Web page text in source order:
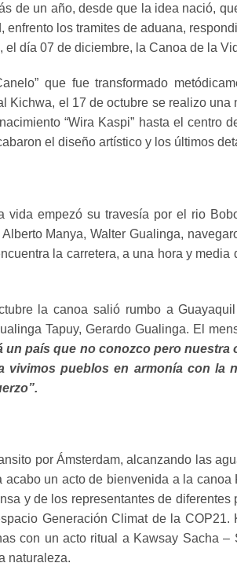
de un año, desde que la idea nació,
enfrento los tramites de aduana,
día 07 de diciembre, la Canoa de la
que fue transformado
Kichwa, el 17 de octubre se realizo
“Wira Kaspi” hasta el centro
el diseño artístico y los últimos
empezó su travesía por el rio
Manya, Walter Gualinga,
la carretera, a una hora y
la canoa salió rumbo a
Tapuy, Gerardo Gualinga. El
un país que no conozco pero nuestra
vivimos pueblos en armonía con la
por Ámsterdam, alcanzando las
acabo un acto de bienvenida a la
y de los representantes de
Generación Climat de la
con un acto ritual a Kawsay Sacha
naturaleza.